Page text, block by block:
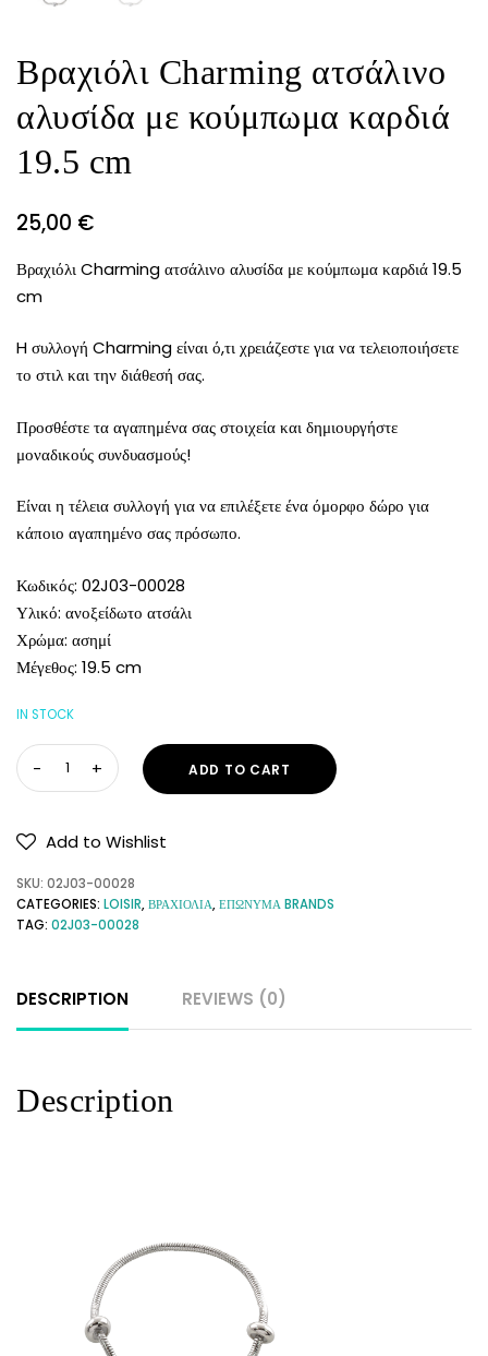
Βραχιόλι Charming ατσάλινο
αλυσίδα με κούμπωμα καρδιά
19.5 cm
25,00 €
Βραχιόλι Charming ατσάλινο αλυσίδα με κούμπωμα καρδιά 19.5
cm
H συλλογή Charming είναι ό,τι χρειάζεστε για να τελειοποιήσετε
το στιλ και την διάθεσή σας.
Προσθέστε τα αγαπημένα σας στοιχεία και δημιουργήστε
μοναδικούς συνδυασμούς!
Είναι η τέλεια συλλογή για να επιλέξετε ένα όμορφο δώρο για
κάποιο αγαπημένο σας πρόσωπο.
Κωδικός: 02J03-00028
Υλικό: ανοξείδωτο ατσάλι
Χρώμα: ασημί
Μέγεθος: 19.5 cm
IN STOCK
ADD TO CART
Add to Wishlist
SKU: 02J03-00028
CATEGORIES: LOISIR,ΒΡΑΧΙΟΛΙΑ,ΕΠΩΝΥΜΑ BRANDS
TAG: 02J03-00028
DESCRIPTION REVIEWS (0)
Description